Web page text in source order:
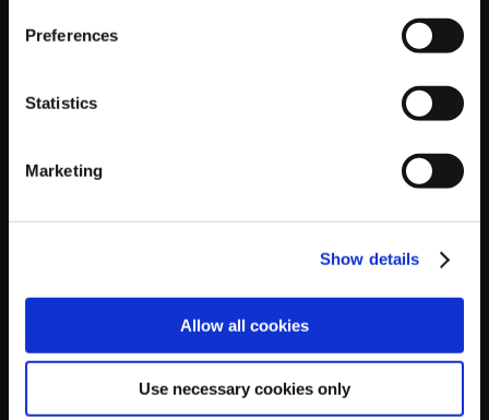
Preferences
Statistics
Marketing
Show details
Allow all cookies
Use necessary cookies only
ズドグマ 2 ....